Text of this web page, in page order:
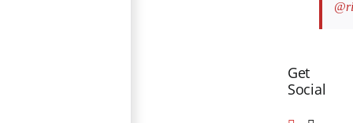
Get
Social